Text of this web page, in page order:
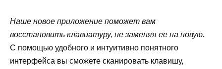
Наше новое приложение поможет вам
восстановить клавиатуру, не заменяя ее на новую.
С помощью удобного и интуитивно понятного
интерфейса вы сможете сканировать клавишу,